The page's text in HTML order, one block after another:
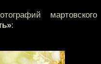
мартовского
: